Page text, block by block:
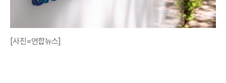
[사진=연합뉴스]